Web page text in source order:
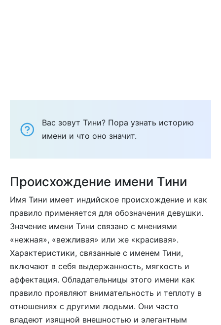
Вас зовут Тини? Пора узнать историю
имени и что оно значит.
Происхождение имени Тини
Имя Тини имеет индийское происхождение и как
правило применяется для обозначения девушки.
Значение имени Тини связано с мнениями
«нежная», «вежливая» или же «красивая».
Характеристики, связанные с именем Тини,
включают в себя выдержанность, мягкость и
аффектация. Обладательницы этого имени как
правило проявляют внимательность и теплоту в
отношениях с другими людьми. Они часто
владеют изящной внешностью и элегантным